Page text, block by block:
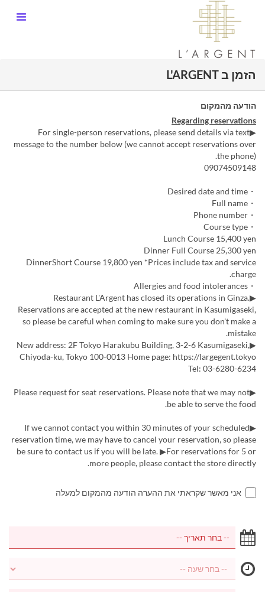
הזמן ב L'ARGENT
הודעה מהמקום
Regarding reservations
▶For single-person reservations, please send details via text
message to the number below (we cannot accept reservations over
the phone).
09074509148
・Desired date and time
・Full name
・Phone number
・Course type
Lunch Course 15,400 yen
Dinner Full Course 25,300 yen
DinnerShort Course 19,800 yen *Prices include tax and service
charge.
・Allergies and food intolerances
▶Restaurant L'Argent has closed its operations in Ginza.
Reservations are accepted at the new restaurant in Kasumigaseki,
so please be careful when coming to make sure you don't make a
mistake.
▶New address: 2F Tokyo Harakubu Building, 3-2-6 Kasumigaseki,
Chiyoda-ku, Tokyo 100-0013 Home page: https://largegent.tokyo
Tel: 03-6280-6234
▶Please request for seat reservations. Please note that we may not
be able to serve the food.
▶If we cannot contact you within 30 minutes of your scheduled
reservation time, we may have to cancel your reservation, so please
be sure to contact us if you will be late. ▶For reservations for 5 or
more people, please contact the store directly.
אני מאשר שקראתי את ההערה הודעה מהמקום למעלה